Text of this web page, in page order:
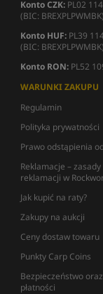
Konto CZK: PL02
(BIC: BREXPLPWMBK)
Konto HUF: PL39
(BIC: BREXPLPWMBK)
Konto RON: PL52
WARUNKI ZAKUPU
Regulamin
Polityka prywatności
Prawo odstąpienia
Reklamacje – zasady
reklamacji w
Jak kupić na raty?
Zakupy na aukcji
Ceny dostaw towaru
Punkty Carp Coins
Bezpieczeństwo
płatności